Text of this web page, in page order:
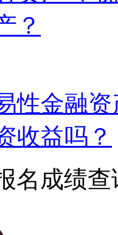
？
性金融
收益吗？
名 成绩查